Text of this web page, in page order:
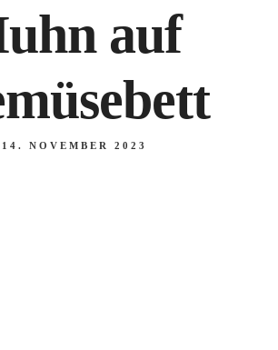
auf
14. NOVEMBER 2023